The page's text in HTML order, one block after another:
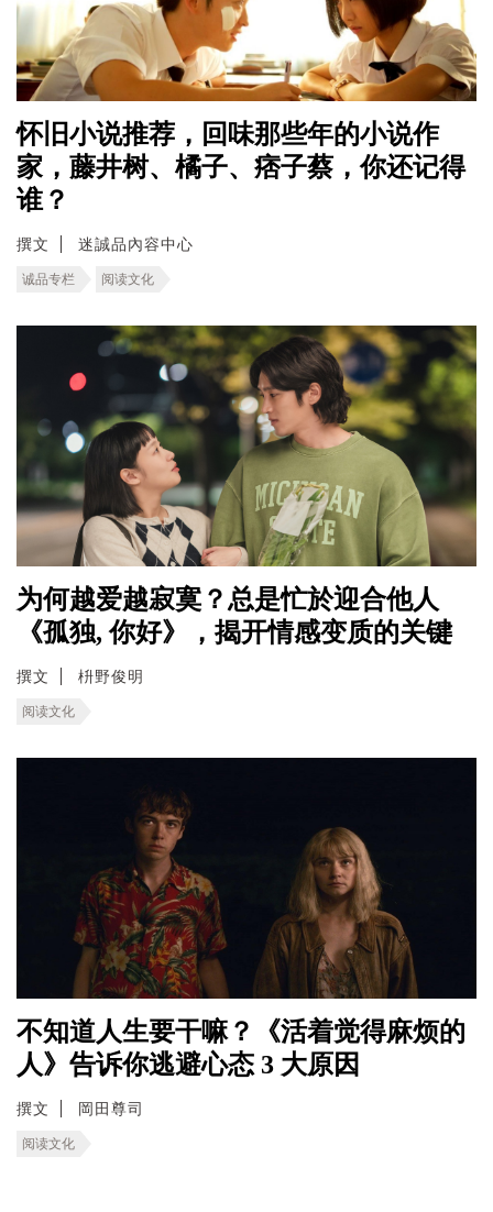
怀旧小说推荐，回味那些年的小说作
家，藤井树、橘子、痞子蔡，你还记得
谁？
撰文 迷誠品內容中心
诚品专栏 阅读文化
为何越爱越寂寞？总是忙於迎合他人
《孤独, 你好》，揭开情感变质的关键
撰文 枡野俊明
阅读文化
不知道人生要干嘛？《活着觉得麻烦的
人》告诉你逃避心态 3 大原因
撰文 岡田尊司
阅读文化